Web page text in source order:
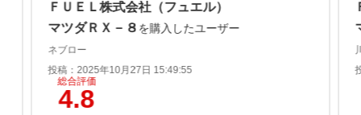
ＦＵＥＬ株式会社（フュエル）
マツダＲＸ－８ を購入したユーザー
ネブロー
投稿：2025年10月27日 15:49:55
総合評価
4.8